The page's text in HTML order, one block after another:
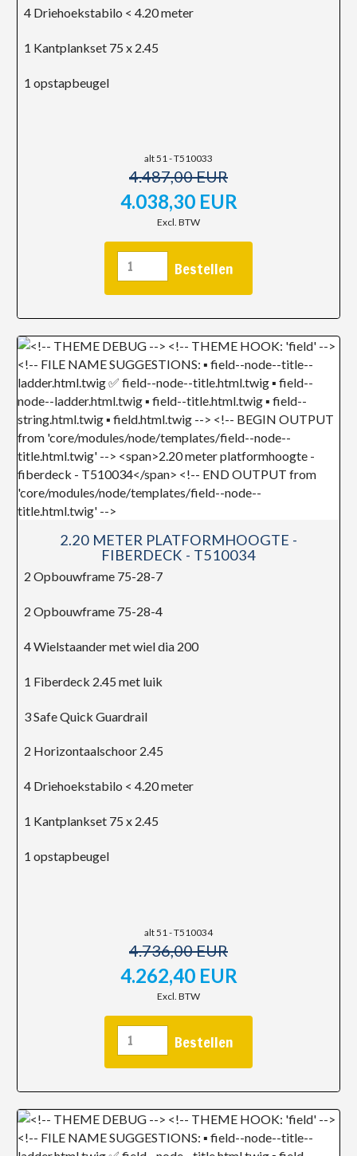
4 Driehoekstabilo < 4.20 meter
1 Kantplankset 75 x 2.45
1 opstapbeugel
alt 51 - T510033
4.487,00 EUR
4.038,30 EUR
Excl. BTW
2.20 METER PLATFORMHOOGTE -
FIBERDECK - T510034
2 Opbouwframe 75-28-7
2 Opbouwframe 75-28-4
4 Wielstaander met wiel dia 200
1 Fiberdeck 2.45 met luik
3 Safe Quick Guardrail
2 Horizontaalschoor 2.45
4 Driehoekstabilo < 4.20 meter
1 Kantplankset 75 x 2.45
1 opstapbeugel
alt 51 - T510034
4.736,00 EUR
4.262,40 EUR
Excl. BTW